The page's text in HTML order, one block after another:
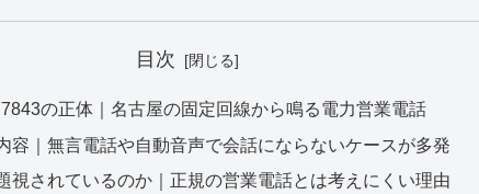
目次
の正体｜名古屋の固定回線から鳴る電力営業電話
容｜無言電話や自動音声で会話にならないケースが多発
視されているのか｜正規の営業電話とは考えにくい理由